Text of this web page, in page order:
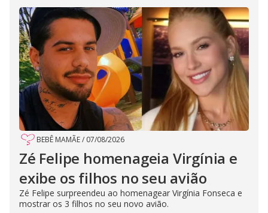
BEBÊ MAMÃE/ 07/08/2026
Zé Felipe homenageia Virgínia e
exibe os filhos no seu avião
Zé Felipe surpreendeu ao homenagear Virgínia Fonseca e
mostrar os 3 filhos no seu novo avião.